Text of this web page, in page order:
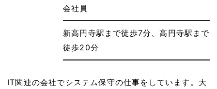
会社員
新高円寺駅まで徒歩7分、高円寺駅まで
徒歩20分
IT関連の会社でシステム保守の仕事をしています。 大